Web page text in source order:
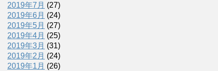
2019年7月 (27)
2019年6月 (24)
2019年5月 (27)
2019年4月 (25)
2019年3月 (31)
2019年2月 (24)
2019年1月 (26)